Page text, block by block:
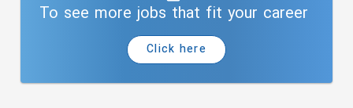
To see more jobs that fit your career
Click here